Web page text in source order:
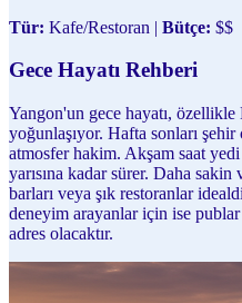
Tür: Kafe/Restoran | Bütçe: $$
Gece Hayatı Rehberi
Yangon'un gece hayatı,
yoğunlaşıyor. Hafta sonları
atmosfer hakim. Akşam saat
yarısına kadar sürer. Daha
barları veya şık restoranlar
deneyim arayanlar için ise
adres olacaktır.